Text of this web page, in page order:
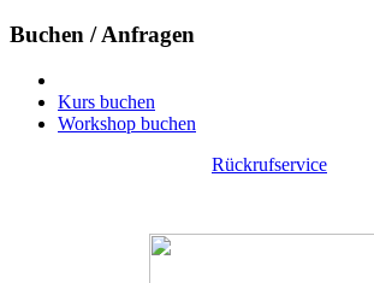
Buchen / Anfragen
Kurs buchen
Workshop buchen
Rückrufservice